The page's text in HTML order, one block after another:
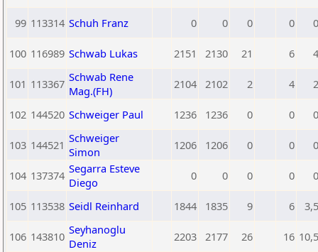
99 113314 Schuh Franz 0 0 0 0 0
100 116989 Schwab Lukas 2151 2130 21 6 4
101 113367 Schwab Rene
Mag.(FH)
2104 2102 2 4 2
102 144520 Schweiger Paul 1236 1236 0 0 0
103 144521 Schweiger
Simon
1206 1206 0 0 0
104 137374 Segarra Esteve
Diego
0 0 0 0 0
105 113538 Seidl Reinhard 1844 1835 9 6 3,5
106 143810 Seyhanoglu
Deniz
2203 2177 26 16 10,5